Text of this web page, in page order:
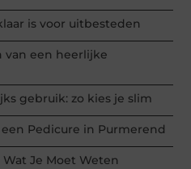
is voor uitbesteden
van een heerlijke
gebruik: zo kies je slim
Pedicure in Purmerend
Je Moet Weten